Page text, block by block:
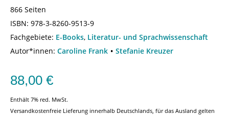
866 Seiten
ISBN: 978-3-8260-9513-9
Fachgebiete: E-Books, Literatur- und Sprachwissenschaft
Autor*innen: Caroline Frank Stefanie Kreuzer
88,00 €
Enthält 7% red. MwSt.
Versandkostenfreie Lieferung innerhalb Deutschlands, für das Ausland gelten